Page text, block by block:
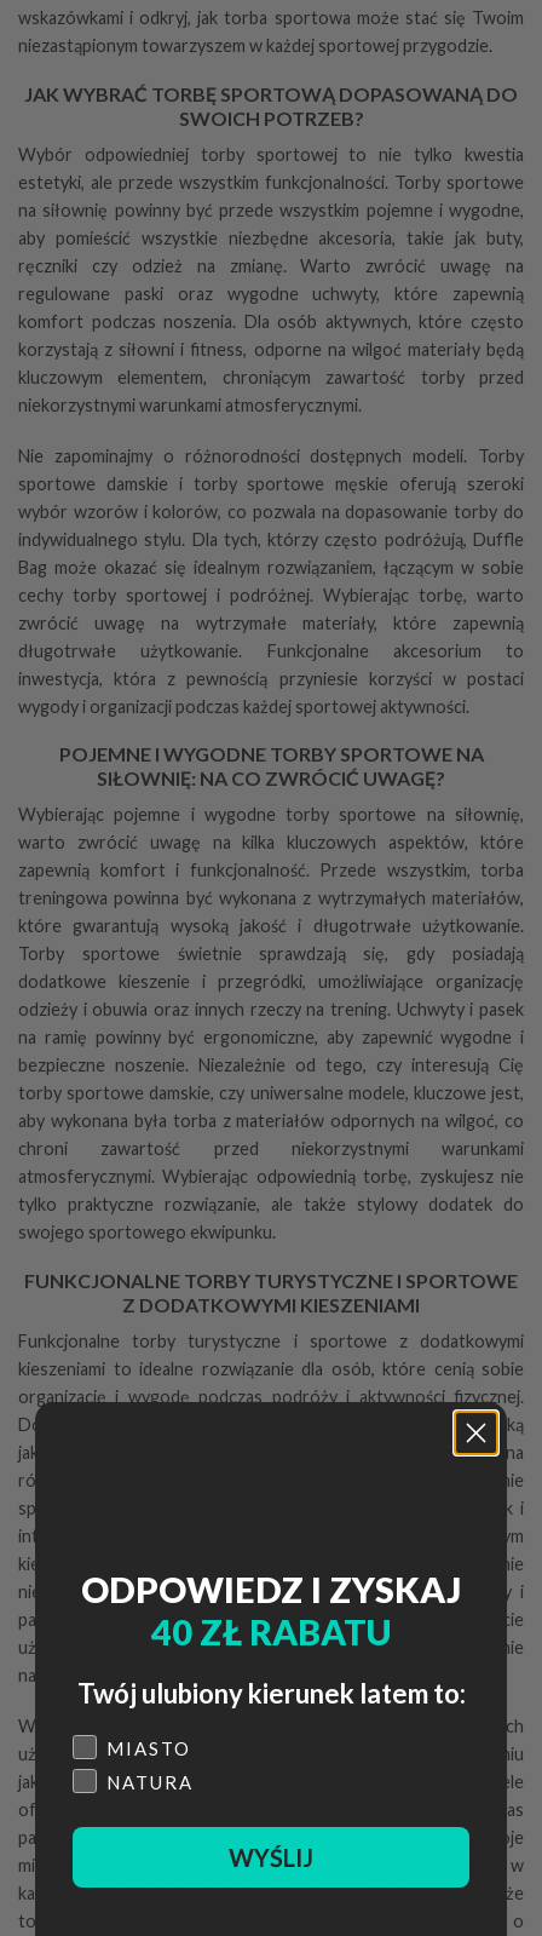
wskazówkami i odkryj, jak torba sportowa może stać się Twoim
niezastąpionym towarzyszem w każdej sportowej przygodzie.
JAK WYBRAĆ TORBĘ SPORTOWĄ DOPASOWANĄ DO
SWOICH POTRZEB?
Wybór odpowiedniej torby sportowej to nie tylko kwestia
estetyki, ale przede wszystkim funkcjonalności. Torby sportowe
na siłownię powinny być przede wszystkim pojemne i wygodne,
aby pomieścić wszystkie niezbędne akcesoria, takie jak buty,
ręczniki czy odzież na zmianę. Warto zwrócić uwagę na
regulowane paski oraz wygodne uchwyty, które zapewnią
komfort podczas noszenia. Dla osób aktywnych, które często
korzystają z siłowni i fitness, odporne na wilgoć materiały będą
kluczowym elementem, chroniącym zawartość torby przed
niekorzystnymi warunkami atmosferycznymi.
Nie zapominajmy o różnorodności dostępnych modeli. Torby
sportowe damskie i torby sportowe męskie oferują szeroki
wybór wzorów i kolorów, co pozwala na dopasowanietorby do
indywidualnego stylu. Dla tych, którzy często podróżują, Duffle
Bag może okazać się idealnym rozwiązaniem, łączącym w sobie
cechy torby sportowej i podróżnej. Wybierając torbę, warto
zwrócić uwagę na wytrzymałe materiały, które zapewnią
długotrwałe użytkowanie. Funkcjonalne akcesorium to
inwestycja, która z pewnością przyniesie korzyści w postaci
wygody i organizacji podczas każdej sportowej aktywności.
POJEMNE I WYGODNE TORBY SPORTOWE NA
SIŁOWNIĘ: NA CO ZWRÓCIĆ UWAGĘ?
Wybierając pojemne i wygodne torby sportowe na siłownię,
warto zwrócić uwagę na kilka kluczowych aspektów, które
zapewnią komfort i funkcjonalność. Przede wszystkim, torba
treningowa powinna być wykonana z wytrzymałych materiałów,
które gwarantują wysoką jakość i długotrwałe użytkowanie.
Torby sportowe świetnie sprawdzają się, gdy posiadają
dodatkowe kieszenie i przegródki, umożliwiające organizację
odzieży i obuwia oraz innych rzeczy na trening. Uchwyty i pasek
na ramię powinny być ergonomiczne, aby zapewnić wygodne i
bezpieczne noszenie. Niezależnie od tego, czy interesują Cię
torby sportowe damskie, czy uniwersalne modele, kluczowe jest,
aby wykonana była torba z materiałów odpornych na wilgoć, co
chroni zawartość przed niekorzystnymi warunkami
atmosferycznymi. Wybierając odpowiednią torbę, zyskujesz nie
tylko praktyczne rozwiązanie, ale także stylowy dodatek do
swojego sportowego ekwipunku.
FUNKCJONALNE TORBY TURYSTYCZNE I SPORTOWE
Z DODATKOWYMI KIESZENIAMI
Funkcjonalne torby turystyczne i sportowe z dodatkowymi
kieszeniami to idealne rozwiązanie dla osób, które cenią sobie
organizację i wygodę podczas podróży i aktywności fizycznej.
Dostępne w naszej ofercie torby charakteryzują się wysoką
jakością materiałów, co zapewnia ich trwałość i odporność na
różne warunki atmosferyczne. Torby sportowe świetnie
sprawdzają się zarówno podczas weekendowego wypadu, jak i
intensywnych treningów, dzięki komorze głównej oraz licznym
kieszeniom i przegródkom, które umożliwiają przechowywanie
niezbędnych akcesoriów w sposób uporządkowany. Uchwyty i
pasek na ramię zostały zaprojektowane z myślą o komforcie
użytkownika, co sprawia, że torba pozwala na łatwe przenoszenie
nawet cięższych rzeczy.
Wykonana jest torba z myślą o różnorodnych potrzebach
użytkowników, dlatego torby sportowej zależy na dostarczeniu
jak najlepszych rozwiązań. Turystyczne i sportowe modele
oferują dodatkowe kieszenie, które są nieocenione podczas
pakowania i organizacji. Dzięki nim, każdy przedmiot ma swoje
miejsce, co znacznie ułatwia dostęp do potrzebnych rzeczy w
każdej chwili. Jakości materiały użyte do produkcji gwarantują, że
torba pozwala na długotrwałe użytkowanie bez obaw o
ODPOWIEDZ I ZYSKAJ
40 ZŁ RABATU
Twój ulubiony kierunek latem to:
PłećMIASTO
NATURA
WYŚLIJ